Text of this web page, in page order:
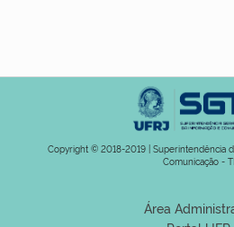
Copyright © 2018-2019 | Superintendência
Comunicação -
Área